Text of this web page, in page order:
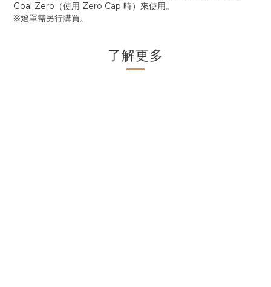
Goal Zero（使用 Zero Cap 時）來使用。
※燈罩需另行購買。
了解更多